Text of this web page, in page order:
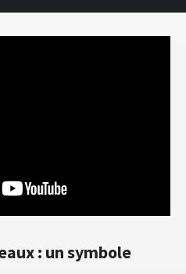
: un symbole